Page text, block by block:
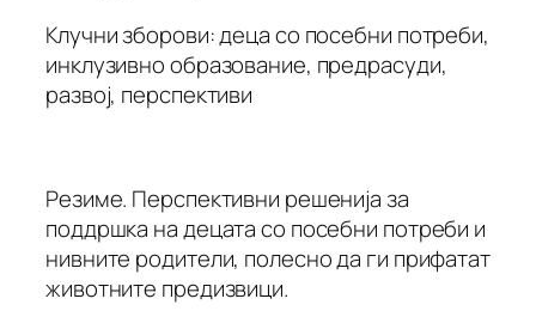
Клучни зборови: деца со посебни потреби,
инклузивно образование, предрасуди,
развој, перспективи
Резиме. Перспективни решенија за
поддршка на децата со посебни потреби и
нивните родители, полесно да ги прифатат
животните предизвици.